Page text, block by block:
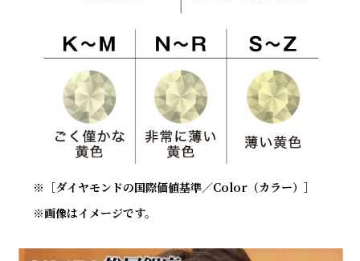
※［ダイヤモンドの国際価値基準／Color（カラー）］
※画像はイメージです。